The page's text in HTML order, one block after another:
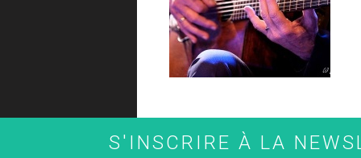
S'INSCRIRE À LA